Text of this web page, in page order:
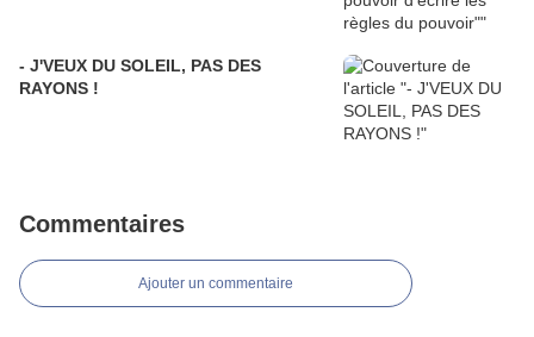
- J'VEUX DU SOLEIL, PAS DES
RAYONS !
Commentaires
Ajouter un commentaire